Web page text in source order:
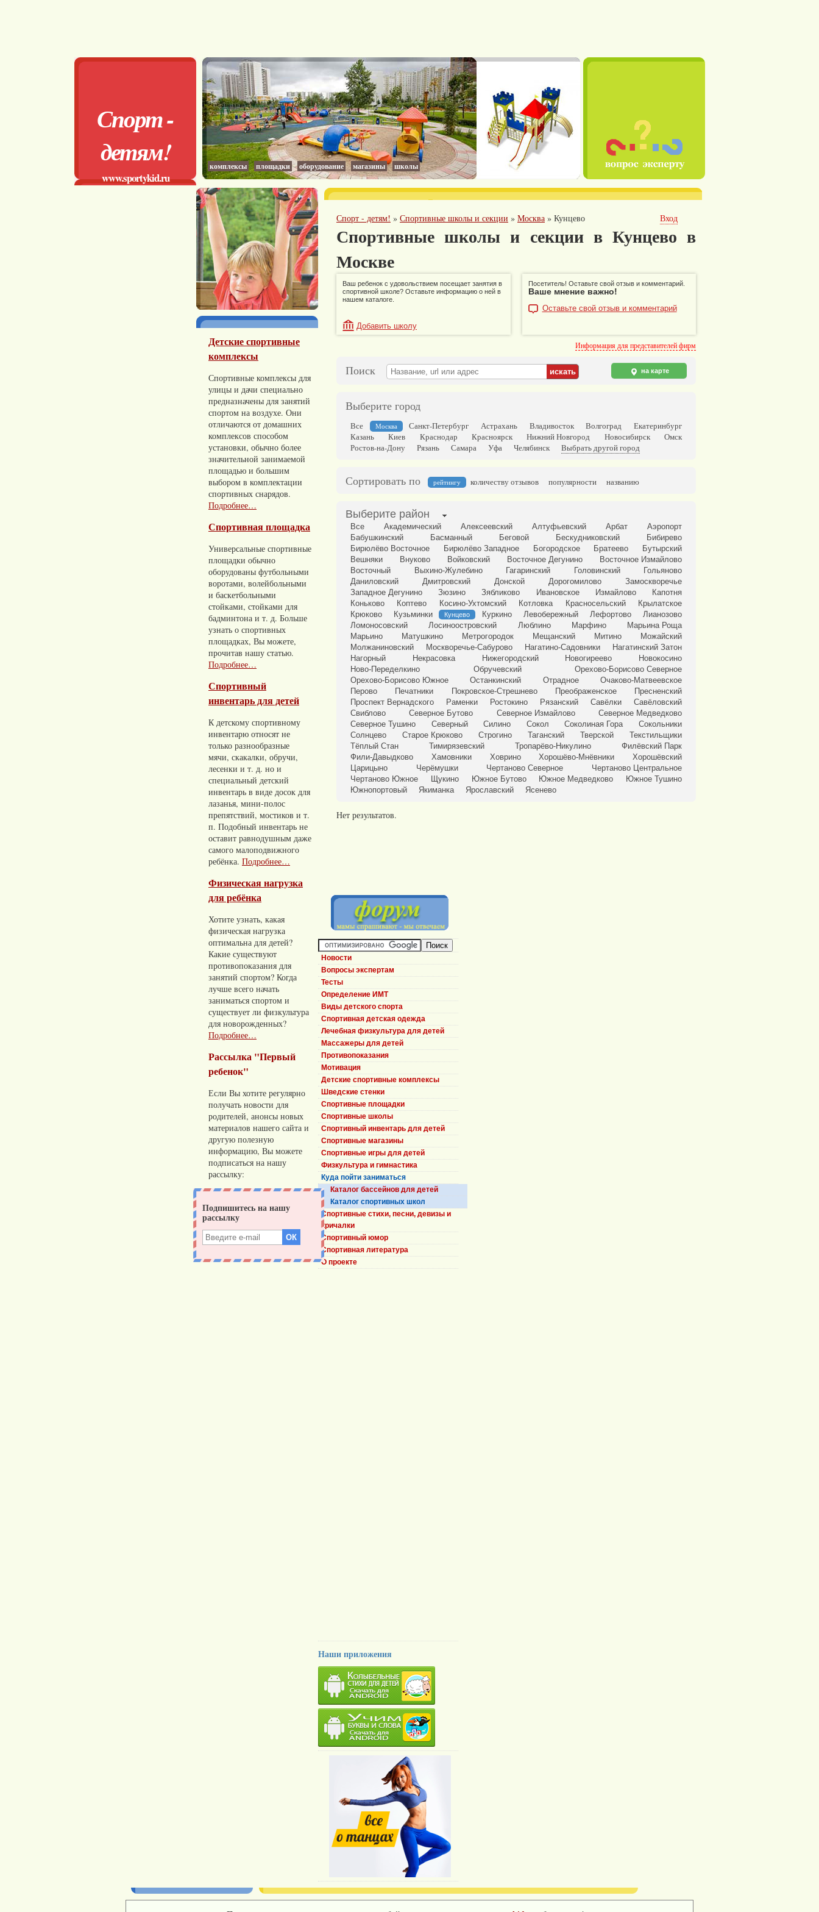
Спорт -
детям!
www.sportykid.ru
комплексы площадки оборудование магазины школы
Детские спортивные
комплексы
Спортивные комплексы для
улицы и дачи специально
предназначены для занятий
спортом на воздухе. Они
отличаются от домашних
комплексов способом
установки, обычно более
значительной занимаемой
площадью и большим
выбором в комплектации
спортивных снарядов.
Подробнее…
Спортивная площадка
Универсальные спортивные
площадки обычно
оборудованы футбольными
воротами, волейбольными
и баскетбольными
стойками, стойками для
бадминтона и т. д. Больше
узнать о спортивных
площадках, Вы можете,
прочитав нашу статью.
Подробнее…
Спортивный
инвентарь для детей
К детскому спортивному
инвентарю относят не
только разнообразные
мячи, скакалки, обручи,
лесенки и т. д. но и
специальный детский
инвентарь в виде досок для
лазанья, мини-полос
препятствий, мостиков и т.
п. Подобный инвентарь не
оставит равнодушным даже
самого малоподвижного
ребёнка. Подробнее…
Физическая нагрузка
для ребёнка
Хотите узнать, какая
физическая нагрузка
оптимальна для детей?
Какие существуют
противопоказания для
занятий спортом? Когда
лучше всего начать
заниматься спортом и
существует ли физкультура
для новорожденных?
Подробнее…
Рассылка "Первый
ребенок"
Если Вы хотите регулярно
получать новости для
родителей, анонсы новых
материалов нашего сайта и
другую полезную
информацию, Вы можете
подписаться на нашу
рассылку:
Спорт - детям! » Спортивные школы и секции » Москва » Кунцево Вход
Спортивные школы и секции в Кунцево в
Москве
Ваш ребенок с удовольствием посещает занятия в
спортивной школе? Оставьте информацию о ней в
нашем каталоге.
Добавить школу
Посетитель! Оставьте свой отзыв и комментарий.
Ваше мнение важно!
Оставьте свой отзыв и комментарий
Информация для представителей фирм
Поиск на карте
Выберите город
Все Москва Санкт-Петербург Астрахань Владивосток Волгоград
Екатеринбург
Казань
Киев Краснодар Красноярск Нижний Новгород Новосибирск
Омск
Ростов-на-Дону
Рязань Самара Уфа Челябинск Выбрать другой город
Сортировать по рейтингу количеству отзывов популярности названию
Выберите район
Все Академический Алексеевский Алтуфьевский Арбат
Аэропорт
Бабушкинский
Басманный Беговой Бескудниковский
Бибирево
Бирюлёво Восточное
Бирюлёво Западное Богородское Братеево
Бутырский
Вешняки
Внуково Войковский Восточное Дегунино
Восточное Измайлово
Восточный
Выхино-Жулебино Гагаринский Головинский
Гольяново
Даниловский
Дмитровский Донской Дорогомилово
Замоскворечье
Западное Дегунино
Зюзино Зябликово Ивановское Измайлово
Капотня
Коньково
Коптево Косино-Ухтомский Котловка Красносельский
Крылатское
Крюково
Кузьминки Кунцево Куркино Левобережный Лефортово
Лианозово
Ломоносовский
Лосиноостровский Люблино Марфино
Марьина Роща
Марьино
Матушкино Метрогородок Мещанский Митино
Можайский
Молжаниновский
Москворечье-Сабурово Нагатино-Садовники
Нагатинский Затон
Нагорный
Некрасовка Нижегородский Новогиреево
Новокосино
Ново-Переделкино
Обручевский
Орехово-Борисово Северное
Орехово-Борисово Южное
Останкинский Отрадное
Очаково-Матвеевское
Перово
Печатники Покровское-Стрешнево Преображенское
Пресненский
Проспект Вернадского
Раменки Ростокино Рязанский Савёлки
Савёловский
Свиблово
Северное Бутово Северное Измайлово
Северное Медведково
Северное Тушино
Северный Силино Сокол Соколиная Гора
Сокольники
Солнцево
Старое Крюково Строгино Таганский Тверской
Текстильщики
Тёплый Стан
Тимирязевский Тропарёво-Никулино
Филёвский Парк
Фили-Давыдково
Хамовники Ховрино Хорошёво-Мнёвники
Хорошёвский
Царицыно
Черёмушки Чертаново Северное
Чертаново Центральное
Чертаново Южное
Щукино Южное Бутово Южное Медведково
Южное Тушино
Южнопортовый
Якиманка Ярославский Ясенево
Нет результатов.
Новости
Вопросы экспертам
Тесты
Определение ИМТ
Виды детского спорта
Спортивная детская одежда
Лечебная физкультура для детей
Массажеры для детей
Противопоказания
Мотивация
Детские спортивные комплексы
Шведские стенки
Спортивные площадки
Спортивные школы
Спортивный инвентарь для детей
Спортивные магазины
Спортивные игры для детей
Физкультура и гимнастика
Куда пойти заниматься
Каталог бассейнов для детей
Каталог спортивных школ
Спортивные стихи, песни, девизы и
кричалки
Спортивный юмор
Спортивная литература
О проекте
Наши приложения